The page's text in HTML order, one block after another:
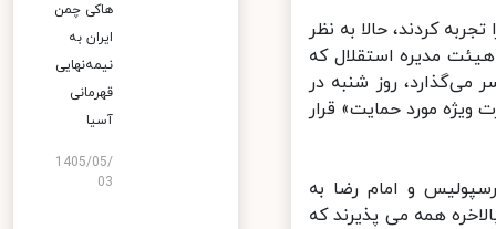
کردند، حالا به نظر
مدیره استقلال که
روز شنبه در
مورد حمایت» قرار
و امام رضا به
همه می پذیرند که
هاکی چمن
ایران به
نیمه‌نهایی
قهرمانی
آسیا
1405/05/
03